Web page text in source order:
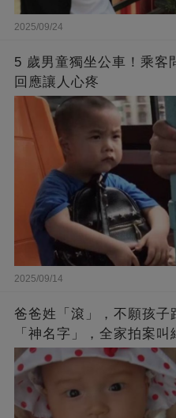
2025/09/24
5 歲男童獨坐公車！乘客
回應讓人心疼
2025/09/14
爸爸姓「滾」，不願孩子
「神名字」，全家拍案